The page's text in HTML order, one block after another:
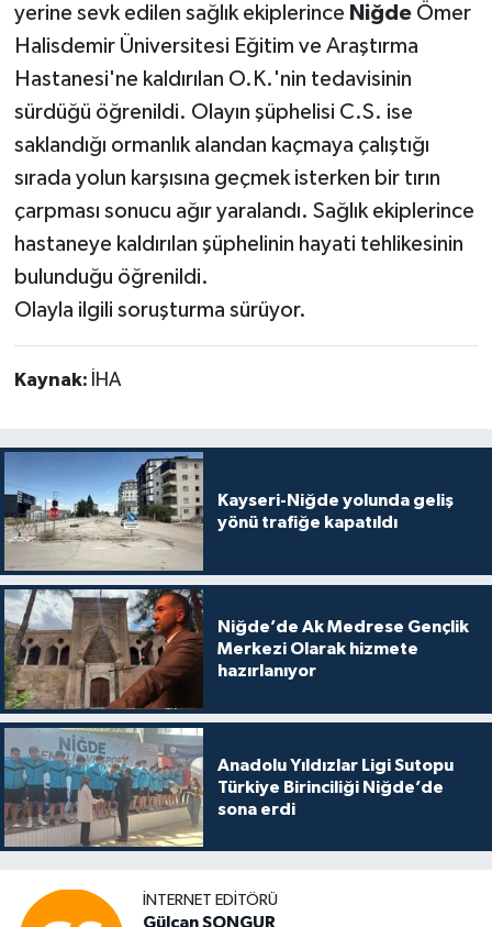
yerine sevk edilen sağlık ekiplerince NiğdeÖmer
Halisdemir Üniversitesi Eğitim ve Araştırma
Hastanesi'ne kaldırılan O.K.'nin tedavisinin
sürdüğü öğrenildi. Olayın şüphelisi C.S. ise
saklandığı ormanlık alandan kaçmaya çalıştığı
sırada yolun karşısına geçmek isterken bir tırın
çarpması sonucu ağır yaralandı. Sağlık ekiplerince
hastaneye kaldırılan şüphelinin hayati tehlikesinin
bulunduğu öğrenildi.
Olayla ilgili soruşturma sürüyor.
Kaynak: İHA
Kayseri-Niğde yolunda geliş
yönü trafiğe kapatıldı
Niğde’de Ak Medrese Gençlik
Merkezi Olarak hizmete
hazırlanıyor
Anadolu Yıldızlar Ligi Sutopu
Türkiye Birinciliği Niğde’de
sona erdi
İNTERNET EDITÖRÜ
Gülcan SONGUR